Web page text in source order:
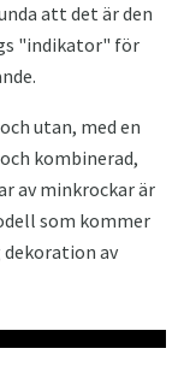
att det är den
"indikator" för
utan, med en
kombinerad,
av minkrockar är
som kommer
av